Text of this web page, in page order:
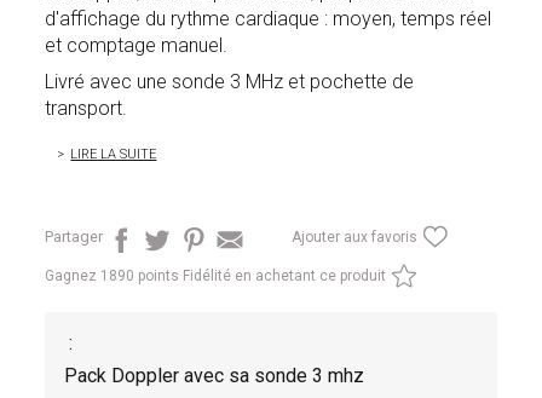
d'affichage du rythme cardiaque : moyen, temps réel
et comptage manuel.
Livré avec une sonde 3 MHz et pochette de
transport.
LIRE LA SUITE
Partager Ajouter aux favoris
Gagnez 1890 points Fidélité en achetant ce produit
:
Pack Doppler avec sa sonde 3 mhz